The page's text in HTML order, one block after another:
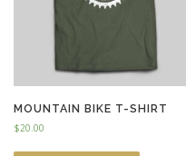
MOUNTAIN BIKE T-SHIRT
$20.00